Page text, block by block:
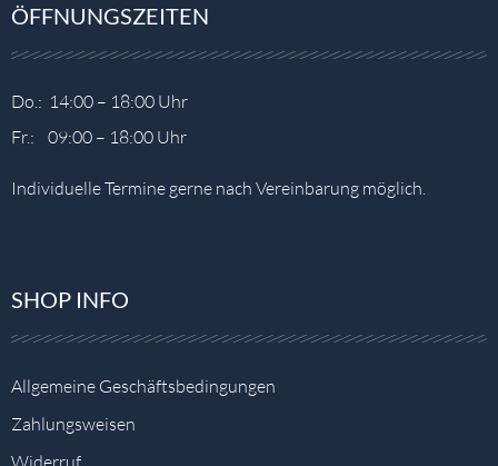
ÖFFNUNGSZEITEN
Do.: 14:00 – 18:00 Uhr
Fr.: 09:00 – 18:00 Uhr
Individuelle Termine gerne nach Vereinbarung möglich.
SHOP INFO
Allgemeine Geschäftsbedingungen
Zahlungsweisen